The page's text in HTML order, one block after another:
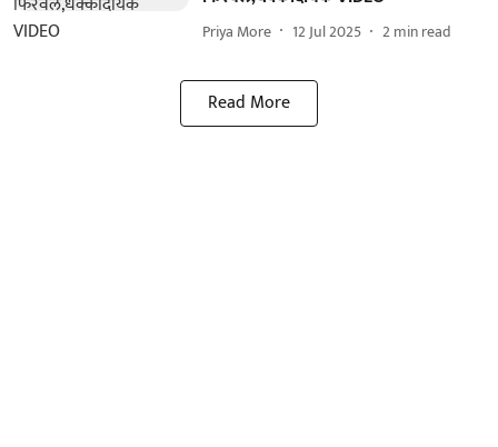
Priya More 12 Jul 2025 2min read
Read More